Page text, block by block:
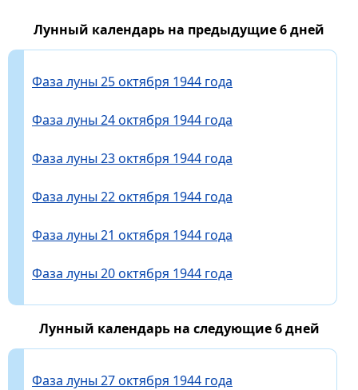
Лунный календарь на предыдущие 6 дней
Фаза луны 25 октября 1944 года
Фаза луны 24 октября 1944 года
Фаза луны 23 октября 1944 года
Фаза луны 22 октября 1944 года
Фаза луны 21 октября 1944 года
Фаза луны 20 октября 1944 года
Лунный календарь на следующие 6 дней
Фаза луны 27 октября 1944 года